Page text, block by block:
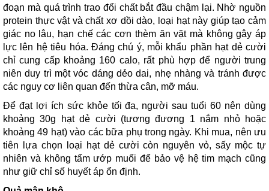
đoạn mà quá trình trao đổi chất bắt đầu chậm lại. Nhờ nguồn
protein thực vật và chất xơ dồi dào, loại hạt này giúp tạo cảm
giác no lâu, hạn chế các cơn thèm ăn vặt mà không gây áp
lực lên hệ tiêu hóa. Đáng chú ý, mỗi khẩu phần hạt dẻ cười
chỉ cung cấp khoảng 160 calo, rất phù hợp để người trung
niên duy trì một vóc dáng dẻo dai, nhẹ nhàng và tránh được
các nguy cơ liên quan đến thừa cân, mỡ máu.
Để đạt lợi ích sức khỏe tối đa, người sau tuổi 60 nên dùng
khoảng 30g hạt dẻ cười (tương đương 1 nắm nhỏ hoặc
khoảng 49 hạt) vào các bữa phụ trong ngày. Khi mua, nên ưu
tiên lựa chọn loại hạt dẻ cười còn nguyên vỏ, sấy mộc tự
nhiên và không tẩm ướp muối để bảo vệ hệ tim mạch cũng
như giữ chỉ số huyết áp ổn định.